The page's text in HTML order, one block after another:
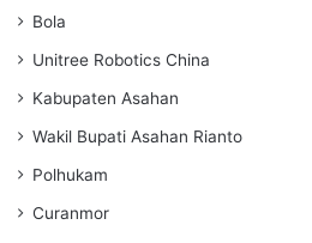
Bola
Unitree Robotics China
Kabupaten Asahan
Wakil Bupati Asahan Rianto
Polhukam
Curanmor